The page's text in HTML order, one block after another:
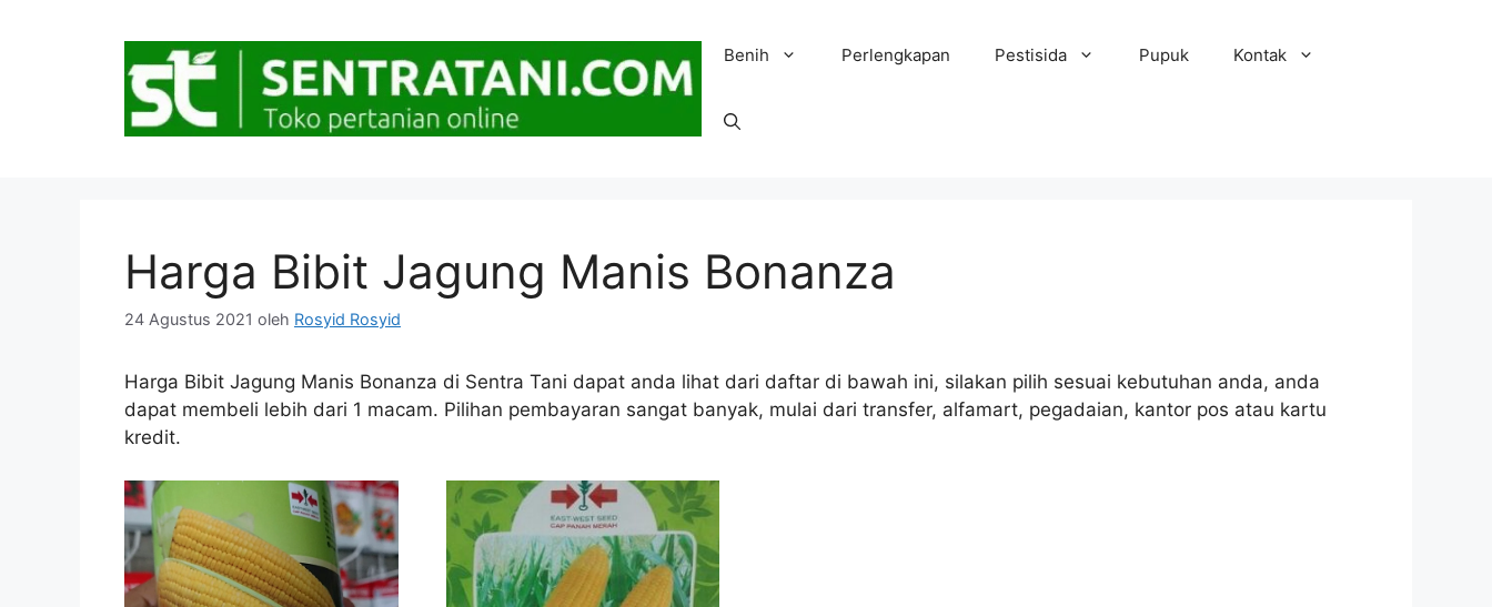
Benih Perlengkapan Pestisida Pupuk Kontak
Harga Bibit Jagung Manis Bonanza
24 Agustus 2021 oleh Rosyid Rosyid
Harga Bibit Jagung Manis Bonanza di Sentra Tani dapat anda lihat dari daftar di bawah ini, silakan pilih sesuai kebutuhan anda, anda
dapat membeli lebih dari 1 macam. Pilihan pembayaran sangat banyak, mulai dari transfer, alfamart, pegadaian, kantor pos atau kartu
kredit.